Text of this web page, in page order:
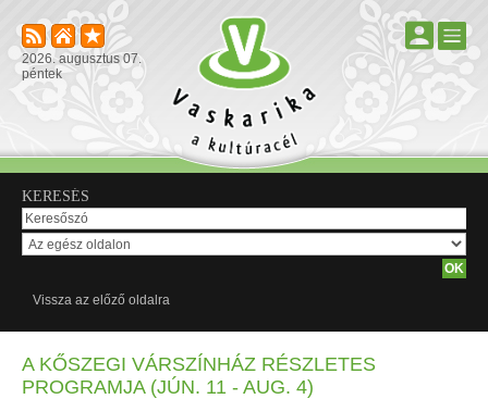
2026. augusztus 07.
péntek
KERESÉS
Vissza az előző oldalra
A KŐSZEGI VÁRSZÍNHÁZ RÉSZLETES
PROGRAMJA (JÚN. 11 - AUG. 4)